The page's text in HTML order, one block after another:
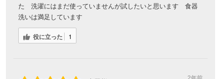
た 洗濯にはまだ使っていませんが試したいと思います 食器
洗いは満足しています
役に立った 1